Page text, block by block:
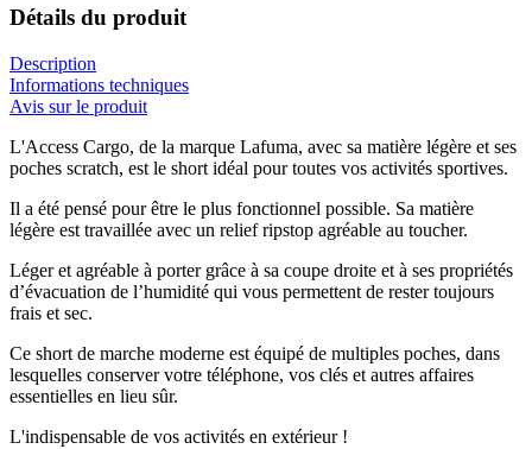
Détails du produit
Description
Informations techniques
Avis sur le produit
L'Access Cargo, de la marque Lafuma, avec sa matière légère et ses
poches scratch, est le short idéal pour toutes vos activités sportives.
Il a été pensé pour être le plus fonctionnel possible. Sa matière
légère est travaillée avec un relief ripstop agréable au toucher.
Léger et agréable à porter grâce à sa coupe droite et à ses propriétés
d’évacuation de l’humidité qui vous permettent de rester toujours
frais et sec.
Ce short de marche moderne est équipé de multiples poches, dans
lesquelles conserver votre téléphone, vos clés et autres affaires
essentielles en lieu sûr.
L'indispensable de vos activités en extérieur !